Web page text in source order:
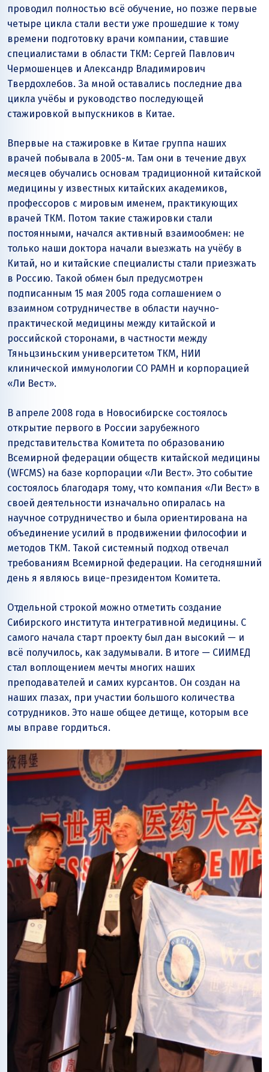
проводил полностью всё обучение, но позже первые
четыре цикла стали вести уже прошедшие к тому
времени подготовку врачи компании, ставшие
специалистами в области ТКМ: Сергей Павлович
Чермошенцев и Александр Владимирович
Твердохлебов. За мной оставались последние два
цикла учёбы и руководство последующей
стажировкой выпускников в Китае.
Впервые на стажировке в Китае группа наших
врачей побывала в 2005-м. Там они в течение двух
месяцев обучались основам традиционной китайской
медицины у известных китайских академиков,
профессоров с мировым именем, практикующих
врачей ТКМ. Потом такие стажировки стали
постоянными, начался активный взаимообмен: не
только наши доктора начали выезжать на учёбу в
Китай, но и китайские специалисты стали приезжать
в Россию. Такой обмен был предусмотрен
подписанным 15 мая 2005 года соглашением о
взаимном сотрудничестве в области научно-
практической медицины между китайской и
российской сторонами, в частности между
Тяньцзиньским университетом ТКМ, НИИ
клинической иммунологии СО РАМН и корпорацией
«Ли Вест».
В апреле 2008 года в Новосибирске состоялось
открытие первого в России зарубежного
представительства Комитета по образованию
Всемирной федерации обществ китайской медицины
(WFCMS) на базе корпорации «Ли Вест». Это событие
состоялось благодаря тому, что компания «Ли Вест» в
своей деятельности изначально опиралась на
научное сотрудничество и была ориентирована на
объединение усилий в продвижении философии и
методов ТКМ. Такой системный подход отвечал
требованиям Всемирной федерации. На сегодняшний
день я являюсь вице-президентом Комитета.
Отдельной строкой можно отметить создание
Сибирского института интегративной медицины. С
самого начала старт проекту был дан высокий — и
всё получилось, как задумывали. В итоге — СИИМЕД
стал воплощением мечты многих наших
преподавателей и самих курсантов. Он создан на
наших глазах, при участии большого количества
сотрудников. Это наше общее детище, которым все
мы вправе гордиться.